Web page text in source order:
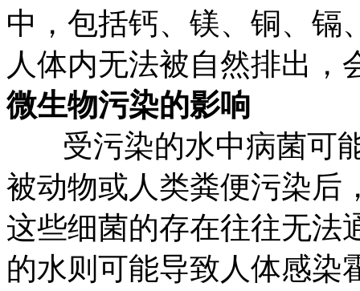
中，包括钙、镁、铜、镉
人体内无法被自然排出，
微生物污染的影响
受污染的水中病菌可
被动物或人类粪便污染后
这些细菌的存在往往无法
的水则可能导致人体感染